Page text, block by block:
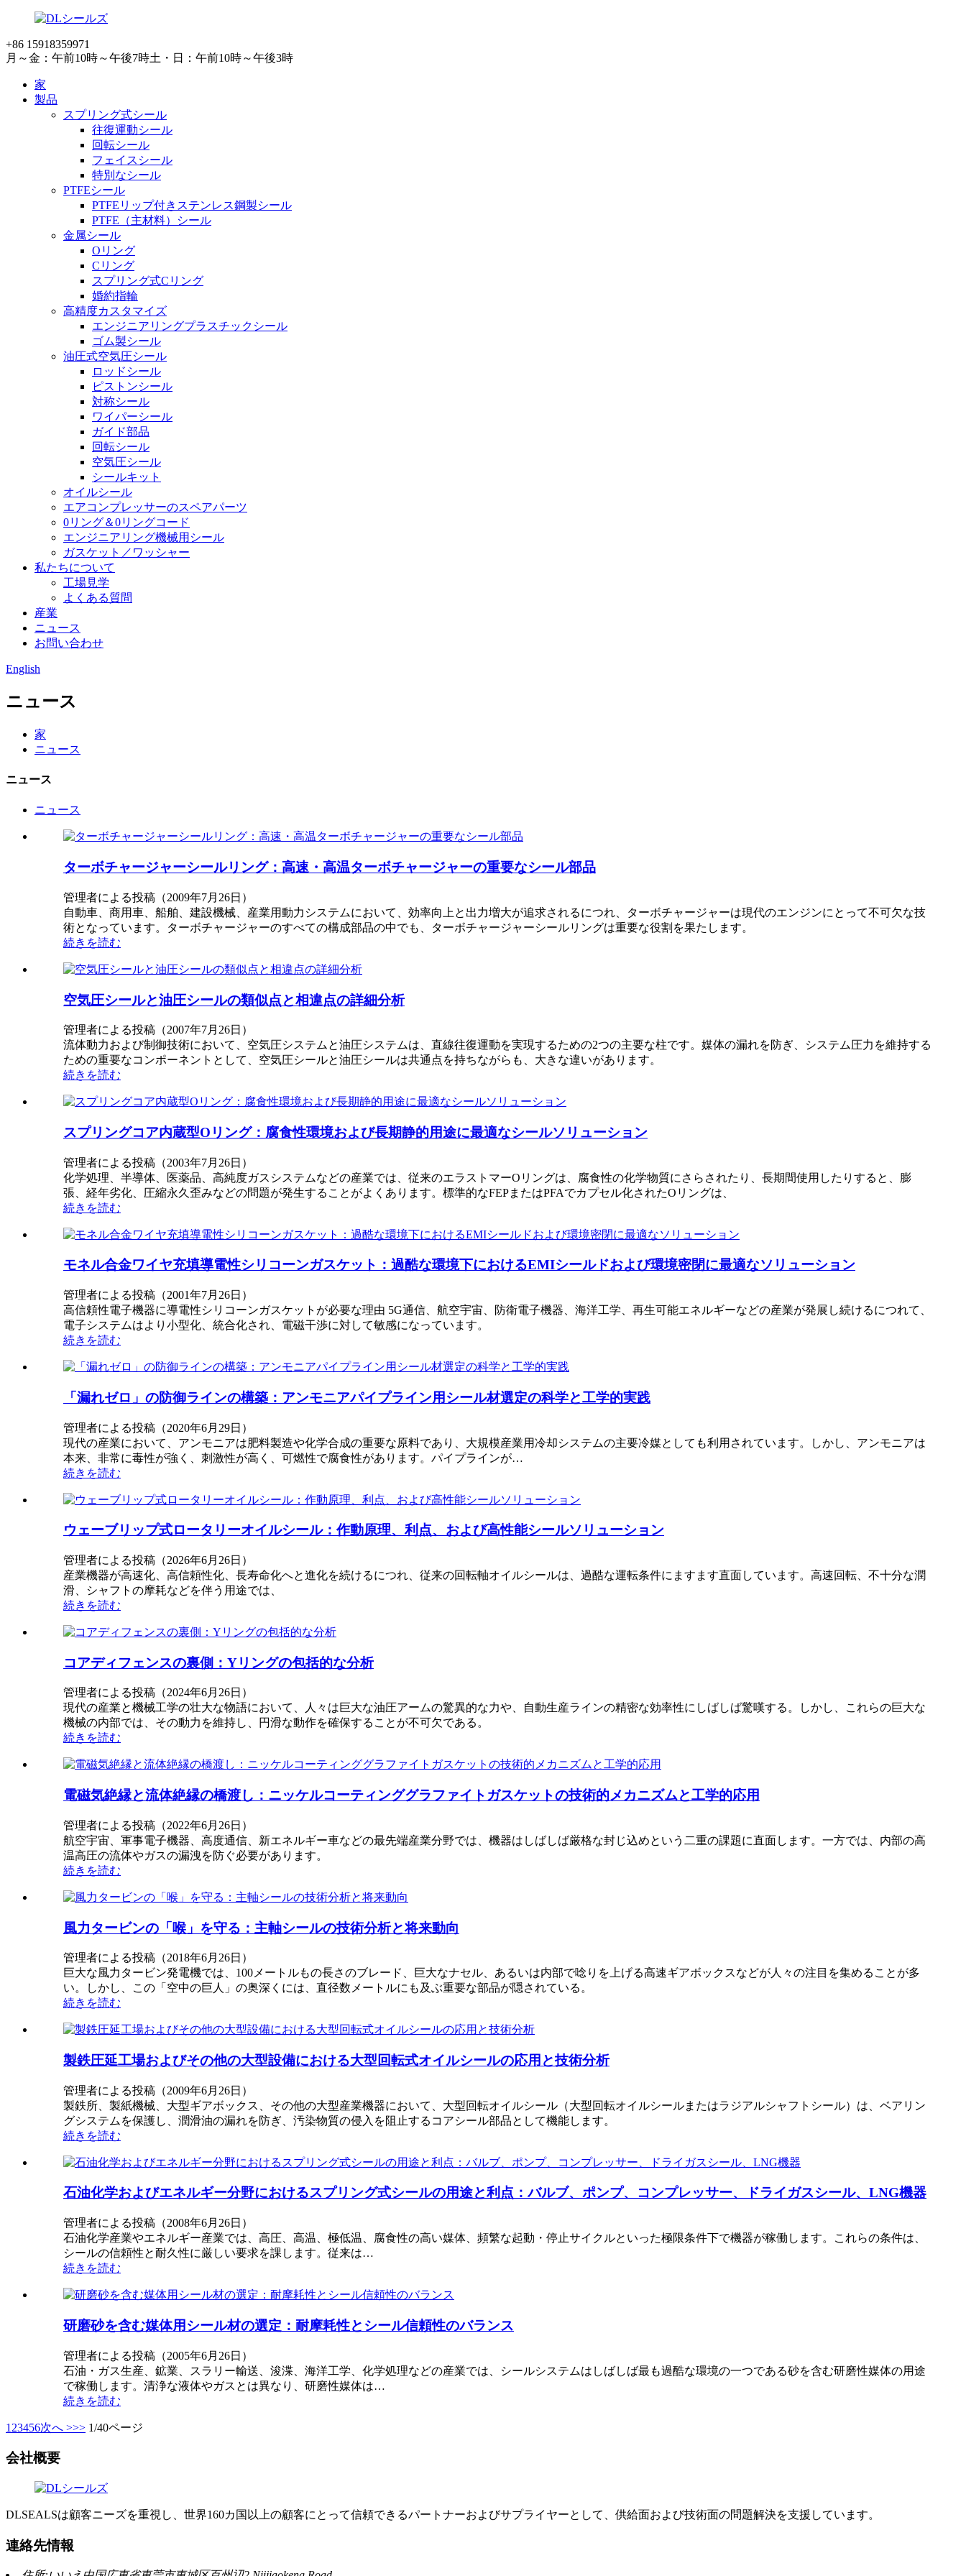
+86 15918359971
月～金：午前10時～午後7時土・日：午前10時～午後3時
家
製品
スプリング式シール
往復運動シール
回転シール
フェイスシール
特別なシール
PTFEシール
PTFEリップ付きステンレス鋼製シール
PTFE（主材料）シール
金属シール
Oリング
Cリング
スプリング式Cリング
婚約指輪
高精度カスタマイズ
エンジニアリングプラスチックシール
ゴム製シール
油圧式空気圧シール
ロッドシール
ピストンシール
対称シール
ワイパーシール
ガイド部品
回転シール
空気圧シール
シールキット
オイルシール
エアコンプレッサーのスペアパーツ
0リング＆0リングコード
エンジニアリング機械用シール
ガスケット／ワッシャー
私たちについて
工場見学
よくある質問
産業
ニュース
お問い合わせ
English
ニュース
家
ニュース
ニュース
ニュース
ターボチャージャーシールリング：高速・高温ターボチャージャーの重要なシール部品
管理者による投稿（2009年7月26日）
自動車、商用車、船舶、建設機械、産業用動力システムにおいて、効率向上と出力増大が追求されるにつれ、ターボチャージャーは現代のエンジンにとって不可欠な技
術となっています。ターボチャージャーのすべての構成部品の中でも、ターボチャージャーシールリングは重要な役割を果たします。
続きを読む
空気圧シールと油圧シールの類似点と相違点の詳細分析
管理者による投稿（2007年7月26日）
流体動力および制御技術において、空気圧システムと油圧システムは、直線往復運動を実現するための2つの主要な柱です。媒体の漏れを防ぎ、システム圧力を維持する
ための重要なコンポーネントとして、空気圧シールと油圧シールは共通点を持ちながらも、大きな違いがあります。
続きを読む
スプリングコア内蔵型Oリング：腐食性環境および長期静的用途に最適なシールソリューション
管理者による投稿（2003年7月26日）
化学処理、半導体、医薬品、高純度ガスシステムなどの産業では、従来のエラストマーOリングは、腐食性の化学物質にさらされたり、長期間使用したりすると、膨
張、経年劣化、圧縮永久歪みなどの問題が発生することがよくあります。標準的なFEPまたはPFAでカプセル化されたOリングは、
続きを読む
モネル合金ワイヤ充填導電性シリコーンガスケット：過酷な環境下におけるEMIシールドおよび環境密閉に最適なソリューション
管理者による投稿（2001年7月26日）
高信頼性電子機器に導電性シリコーンガスケットが必要な理由 5G通信、航空宇宙、防衛電子機器、海洋工学、再生可能エネルギーなどの産業が発展し続けるにつれて、
電子システムはより小型化、統合化され、電磁干渉に対して敏感になっています。
続きを読む
「漏れゼロ」の防御ラインの構築：アンモニアパイプライン用シール材選定の科学と工学的実践
管理者による投稿（2020年6月29日）
現代の産業において、アンモニアは肥料製造や化学合成の重要な原料であり、大規模産業用冷却システムの主要冷媒としても利用されています。しかし、アンモニアは
本来、非常に毒性が強く、刺激性が高く、可燃性で腐食性があります。パイプラインが…
続きを読む
ウェーブリップ式ロータリーオイルシール：作動原理、利点、および高性能シールソリューション
管理者による投稿（2026年6月26日）
産業機器が高速化、高信頼性化、長寿命化へと進化を続けるにつれ、従来の回転軸オイルシールは、過酷な運転条件にますます直面しています。高速回転、不十分な潤
滑、シャフトの摩耗などを伴う用途では、
続きを読む
コアディフェンスの裏側：Yリングの包括的な分析
管理者による投稿（2024年6月26日）
現代の産業と機械工学の壮大な物語において、人々は巨大な油圧アームの驚異的な力や、自動生産ラインの精密な効率性にしばしば驚嘆する。しかし、これらの巨大な
機械の内部では、その動力を維持し、円滑な動作を確保することが不可欠である。
続きを読む
電磁気絶縁と流体絶縁の橋渡し：ニッケルコーティンググラファイトガスケットの技術的メカニズムと工学的応用
管理者による投稿（2022年6月26日）
航空宇宙、軍事電子機器、高度通信、新エネルギー車などの最先端産業分野では、機器はしばしば厳格な封じ込めという二重の課題に直面します。一方では、内部の高
温高圧の流体やガスの漏洩を防ぐ必要があります。
続きを読む
風力タービンの「喉」を守る：主軸シールの技術分析と将来動向
管理者による投稿（2018年6月26日）
巨大な風力タービン発電機では、100メートルもの長さのブレード、巨大なナセル、あるいは内部で唸りを上げる高速ギアボックスなどが人々の注目を集めることが多
い。しかし、この「空中の巨人」の奥深くには、直径数メートルにも及ぶ重要な部品が隠されている。
続きを読む
製鉄圧延工場およびその他の大型設備における大型回転式オイルシールの応用と技術分析
管理者による投稿（2009年6月26日）
製鉄所、製紙機械、大型ギアボックス、その他の大型産業機器において、大型回転オイルシール（大型回転オイルシールまたはラジアルシャフトシール）は、ベアリン
グシステムを保護し、潤滑油の漏れを防ぎ、汚染物質の侵入を阻止するコアシール部品として機能します。
続きを読む
石油化学およびエネルギー分野におけるスプリング式シールの用途と利点：バルブ、ポンプ、コンプレッサー、ドライガスシール、LNG機器
管理者による投稿（2008年6月26日）
石油化学産業やエネルギー産業では、高圧、高温、極低温、腐食性の高い媒体、頻繁な起動・停止サイクルといった極限条件下で機器が稼働します。これらの条件は、
シールの信頼性と耐久性に厳しい要求を課します。従来は…
続きを読む
研磨砂を含む媒体用シール材の選定：耐摩耗性とシール信頼性のバランス
管理者による投稿（2005年6月26日）
石油・ガス生産、鉱業、スラリー輸送、浚渫、海洋工学、化学処理などの産業では、シールシステムはしばしば最も過酷な環境の一つである砂を含む研磨性媒体の用途
で稼働します。清浄な液体やガスとは異なり、研磨性媒体は…
続きを読む
1 23456次へ >>> 1/40ページ
会社概要
DLSEALSは顧客ニーズを重視し、世界160カ国以上の顧客にとって信頼できるパートナーおよびサプライヤーとして、供給面および技術面の問題解決を支援しています。
連絡先情報